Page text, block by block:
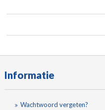
Informatie
Wachtwoord vergeten?